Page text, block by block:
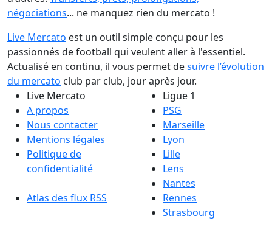
négociations... ne manquez rien du mercato !
Live Mercato est un outil simple conçu pour les
passionnés de football qui veulent aller à l'essentiel.
Actualisé en continu, il vous permet desuivre l’évolution
du mercato club par club, jour après jour.
Live Mercato
A propos
Nous contacter
Mentions légales
Politique de
confidentialité
Atlas des flux RSS
Ligue 1
PSG
Marseille
Lyon
Lille
Lens
Nantes
Rennes
Strasbourg